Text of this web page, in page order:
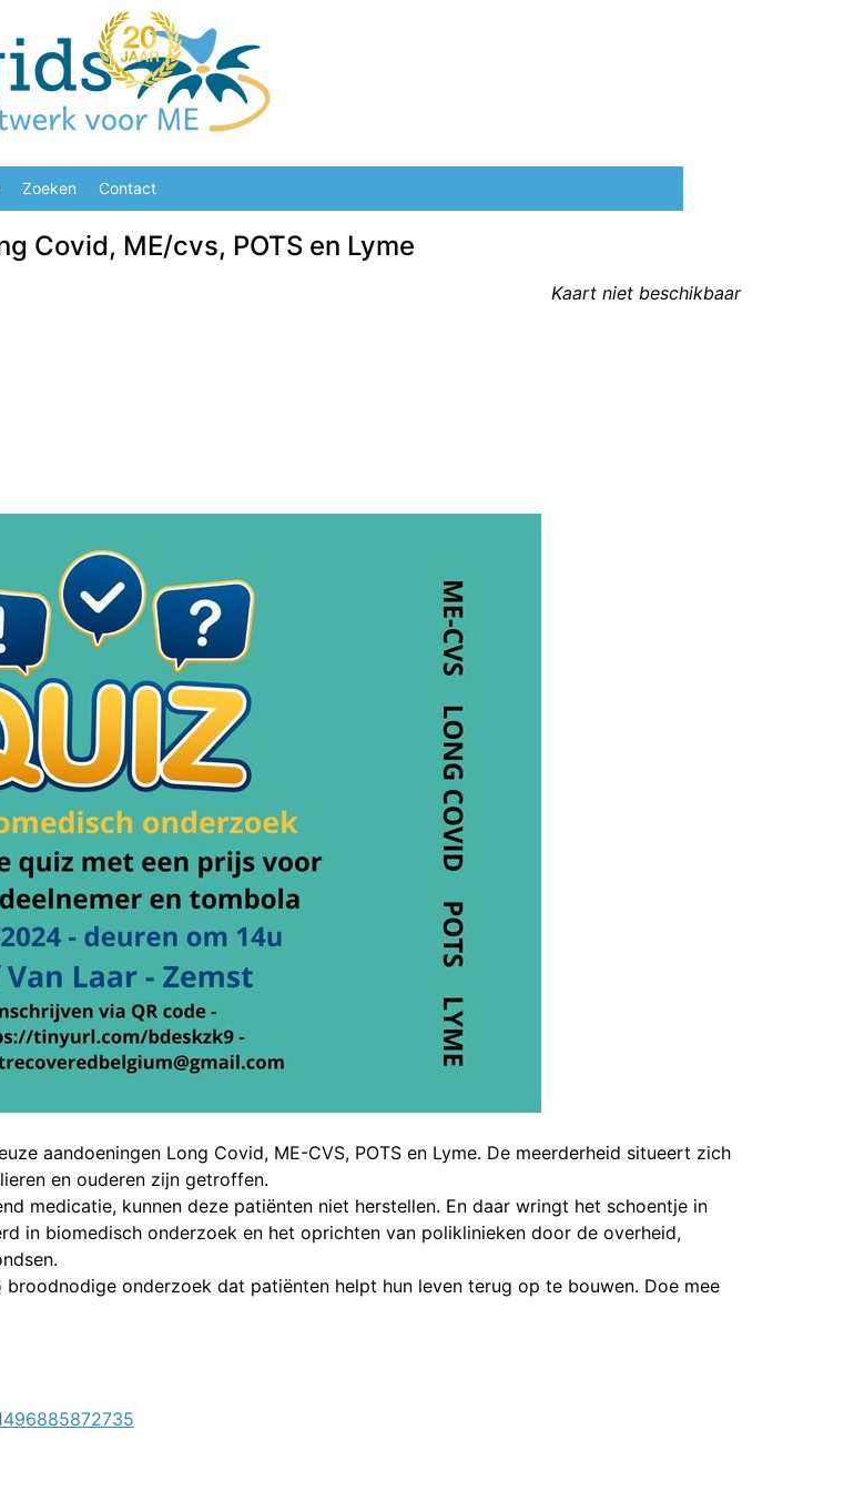
Zoeken Contact
Covid, ME/cvs, POTS en Lyme
Kaart niet beschikbaar
aandoeningen Long Covid, ME-CVS, POTS en Lyme. De meerderheid situeert zich
en ouderen zijn getroffen.
medicatie, kunnen deze patiënten niet herstellen. En daar wringt het schoentje in
in biomedisch onderzoek en het oprichten van poliklinieken door de overheid,
onderzoek dat patiënten helpt hun leven terug op te bouwen. Doe mee